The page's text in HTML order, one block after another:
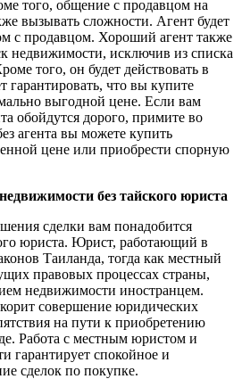
того, общение с продавцом на
вызывать сложности. Агент будет
с продавцом. Хороший агент также
недвижимости, исключив из списка
того, он будет действовать в
гарантировать, что вы купите
выгодной цене. Если вам
обойдутся дорого, примите во
агента вы можете купить
цене или приобрести спорную
без тайского юриста
сделки вам понадобится
юриста. Юрист, работающий в
Таиланда, тогда как местный
правовых процессах страны,
недвижимости иностранцем.
совершение юридических
на пути к приобретению
Работа с местным юристом и
гарантирует спокойное и
сделок по покупке.